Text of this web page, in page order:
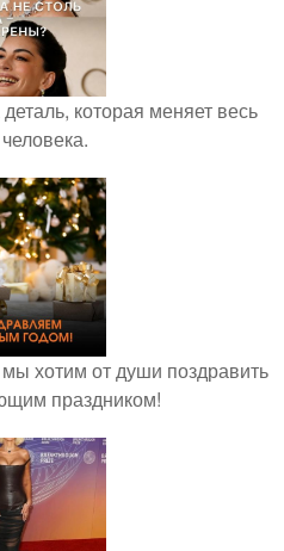
которая меняет весь
хотим от души поздравить
праздником!